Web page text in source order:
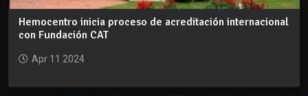
Hemocentro inicia proceso de acreditación internacional
con Fundación CAT
Apr 11 2024